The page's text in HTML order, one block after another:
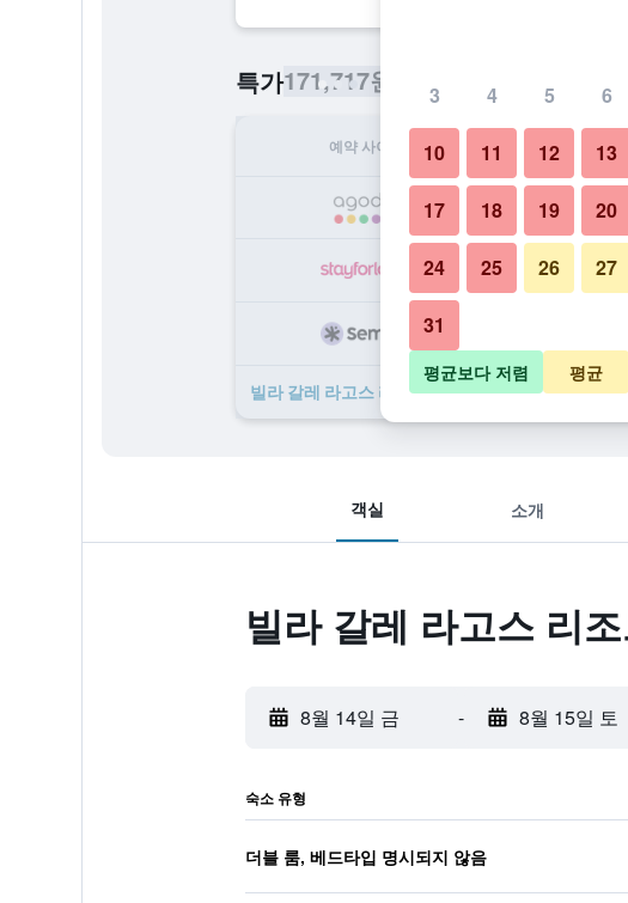
특가171,717원
예약 사이트 1박당 총액
171,717원
187,001원
빌라 갈레 라고스 리조트 호텔 ​특가 ​상품 26개 ​더 ​보
객실 소개
빌라 갈레 라고스 리
8월 14일 금 - 8월 15일 토
숙소 유형
더블 룸, 베드타입 명시되지 않음
3 4 5 6
10 11 12 13
17 18 19 20
24 25 26 27
31
평균보다 저렴 평균